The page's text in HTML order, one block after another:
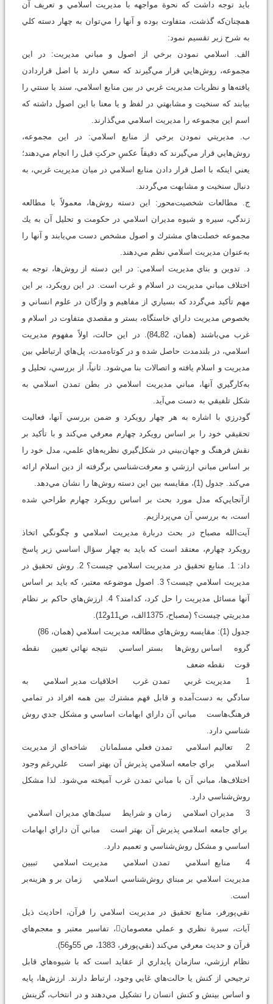
بايد توجه داشت كه نحوة مواجهه با مديريت اسلامي و تعريف آن
همچنان‌كه گذشت، متفاوت بوده و آنها را مي‌توان به چهار دسته كلي
به شرح زير تقسيم نمود:
الف. اسلامي نمودن برخي از اصول و مباني مديريت: در اين
مجموعه، روش‌هايي قرار مي‌گيرند كه سعي دارند با اصل قراردادن
يافته‌ها و نظريات مديريت غربي در بين منابع اسلامي، سند يا سنتي را
بيابند كه سنخيت و مشابهتي در لفظ و يا معنا با اين اصول داشته كه
اسم اين مجموعه را مديريت اسلامي مي‌گذارند.
ب. مديريتي نمودن برخي از منابع اسلامي: در اين مجموعه،
روش‌هايي قرار مي‌گيرند كه دقيقاً عكسِ حركتِ قبل را انجام مي‌دهند؛
يعني اينكه با اصل قرار دادن منابع اسلامي در ميان مديريت غربي، به
دنبال سنخيت و مشابهت مي‌گردند.
ج. مطالعات شخصيت‌محور: اين دسته روش‌ها، معمولاً با مطالعه
زندگي، سيره و شيوه مديران اسلامي در حكومت و تحليل آن به يك
مجموعه خصلت‌هاي مشترك و اصول مشخص دست مي‌يابند و آنها را
به‌عنوان مديريت اسلامي نظم مي‌دهند.
د. تدوين و بناي مديريت اسلامي: در اين دسته از روش‌ها، توجه به
اختلاف مباني مديريت در اسلام و غرب است. در اين رويكرد، بر اين
مهم تأكيد مي‌گردد كه بسياري از مفاهيم و واژگان در علوم انساني و
بخصوص مديريت داراي خاستگاه، بستر و مقصدي متفاوت در اسلام و
غرب مي‌باشند (همان، 82ـ84). در اين حالت، اولاً مفهوم مديريت
اسلامي، در بلندمدت حاصل شده و در كوتاه‌مدت، پل‌هاي ارتباطي بين
مديريت و اسلام يافته و اتصالات بنا مي‌شود. ثانياً، از بررسي، تحليل و
به‌كارگيري آنها، مباني مديريت اسلامي در بطن تمدن اسلامي به
شكل تلفيقي به دست مي‌آيد.
گودرزي با اشاره به هر چهار رويكرد و ضمن بررسي آنها، فعاليت
تحقيقي خود را بر اساس رويكرد چهارم معرفي مي‌كند و با تأكيد بر
نقش فرهنگ و جهان‌‌بيني در شكل‌گيري نظريه‌هاي علمي، مدل خود را
بر اساس مباني ارزشي و معرفت‌شناسي برگرفته از دين اسلام ارائه
مي‌كند. جدول (1)، مقايسه بين اين دسته روش‌ها را نشان مي‌دهد.
ازآنجايي‌كه مدل مورد بحث بر اساس رويكرد چهارم طراحي شده
است، به بررسي آن مي‌پردازيم.
آيت‌الله مصباح در بحث دربارة مديريت اسلامي و چگونگي اتخاذ
رويكرد چهارم، معتقد است كه بايد به چهار سؤال اساسي زير پاسخ
داد: 1. منابع تحقيق در مديريت اسلامي چيست؟ 2. روش تحقيق در
مديريت اسلامي چيست؟ 3. اصول موضوعه معتبر، كه بايد بر اساس
آنها مسائل مديريت را حل كرد، كدامند؟ 4. ارزش‌هاي حاكم بر نظام
مديريتي چيست؟ (مصباح، 1375الف، ص11و12).
جدول (1): مقايسه روش‌هاي مطالعه مديريت اسلامي (همان، 86)
گروه اساس روش‌ها بستر اساسي نتيجه نهائي تعيين نقطه
قوت نقطه ضعف
1 مديريت غربي تمدن غرب اخلاقيات مدير اسلامي به
سادگي به دست‌آمده و قابل فهم مشترك بين همه افراد در تمامي
فرهنگ‌هاست مباني آن داراي ابهامات اساسي و مشكل جدي روش
شناسي دارد.
2 تعاليم اسلامي تمدن فعلي مسلمانان شاخه‌اي از مديريت
اسلامي براي جامعه اسلامي پذيرش آن بهتر است علي‌رغم وجود
اختلاف‌‌ها، مباني آن با مباني تمدن غرب آميخته مي‌شود. لذا مشكل
روش‌شناسي دارد.
3 مديران اسلامي زمان و شرايط سبك‌هاي مديران اسلامي
براي جامعه اسلامي پذيرش آن بهتر است مباني آن داراي ابهامات
اساسي و مشكل روش‌شناسي و تعميم دارد.
4 منابع اسلامي تمدن اسلامي مديريت اسلامي تبيين
مديريت اسلامي بر مبناي روش‌شناسي اسلامي زمان بر و هزينه‌بر
است.
نقي‌پورفر، منابع تحقيق در مديريت اسلامي را قرآن، احاديث ذيل
آيات، سيرة نظري و عملي معصومان، تفاسير معتبر و معجم‌هاي
قرآن و حديث معرفي مي‌كند (نقي‌پورفر، 1383، ص 55و56).
نظام ارزشي، سازمان پايداري از عقايد است كه با شيوه‌هاي قابل
ترجيحي از كنش يا حالت‌هاي غايي وجود، ارتباط دارند. ارزش‌ها، پايه
و اساس بينش و كنش انسان را تشكيل مي‌دهند و در انتخاب، گزينش